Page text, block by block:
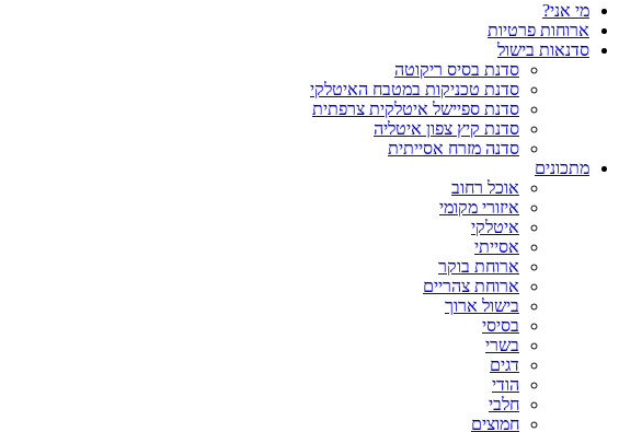
מי אני?
ארוחות פרטיות
סדנאות בישול
סדנת בסיס ריקוטה
סדנת טכניקות במטבח האיטלקי
סדנת ספיישל איטלקית צרפתית
סדנת קיץ צפון איטליה
סדנה מזרח אסייתית
מתכונים
אוכל רחוב
איזורי מקומי
איטלקי
אסייתי
ארוחת בוקר
ארוחת צהריים
בישול ארוך
בסיסי
בשרי
דגים
הודי
חלבי
חמוצים